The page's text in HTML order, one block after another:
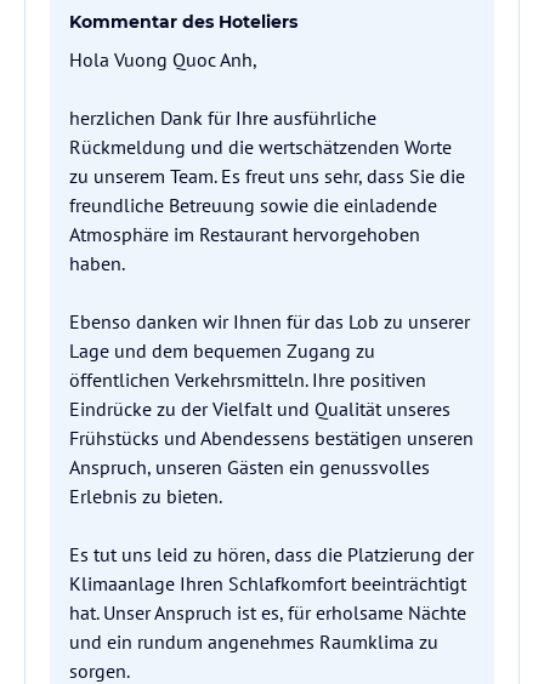
Kommentar des Hoteliers
Hola Vuong Quoc Anh,
herzlichen Dank für Ihre ausführliche
Rückmeldung und die wertschätzenden Worte
zu unserem Team. Es freut uns sehr, dass Sie die
freundliche Betreuung sowie die einladende
Atmosphäre im Restaurant hervorgehoben
haben.
Ebenso danken wir Ihnen für das Lob zu unserer
Lage und dem bequemen Zugang zu
öffentlichen Verkehrsmitteln. Ihre positiven
Eindrücke zu der Vielfalt und Qualität unseres
Frühstücks und Abendessens bestätigen unseren
Anspruch, unseren Gästen ein genussvolles
Erlebnis zu bieten.
Es tut uns leid zu hören, dass die Platzierung der
Klimaanlage Ihren Schlafkomfort beeinträchtigt
hat. Unser Anspruch ist es, für erholsame Nächte
und ein rundum angenehmes Raumklima zu
sorgen.